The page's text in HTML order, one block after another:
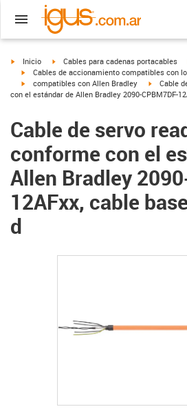
igus-icon-arrow-right
Inicio igus-icon-arrow-right
Cables para cadenas portacables
igus-icon-arrow-right
Cables de accionamiento compatibles con
igus-icon-arrow-right
compatibles con Allen Bradley igus-
Cable
con el estándar de Allen Bradley 2090-CPBM7DF-
Cable de servo
conforme con el
Allen Bradley
12AFxx, cable
d